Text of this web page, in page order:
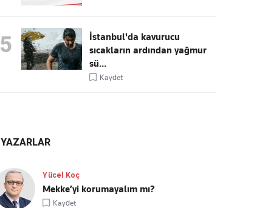
5
İstanbul'da kavurucu
sıcakların ardından yağmur
sü...
Kaydet
YAZARLAR
Yücel Koç
Mekke’yi korumayalım mı?
Kaydet